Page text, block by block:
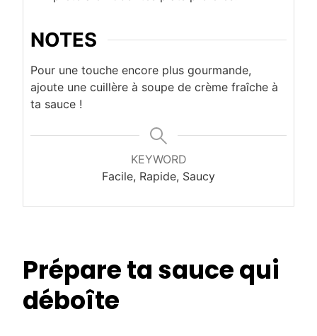
NOTES
Pour une touche encore plus gourmande,
ajoute une cuillère à soupe de crème fraîche à
ta sauce !
KEYWORD
Facile, Rapide, Saucy
Prépare ta sauce qui
déboîte